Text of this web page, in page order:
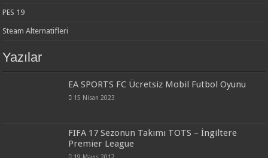
PES 19
Steam Alternatifleri
Yazılar
EA SPORTS FC Ücretsiz Mobil Futbol Oyunu
15 Nisan 2023
FIFA 17 Sezonun Takımı TOTS – İngiltere
Premier League